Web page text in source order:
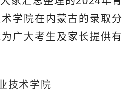
学院在内蒙古的录取分
广大考生及家长提供有